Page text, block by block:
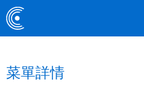
菜單詳情